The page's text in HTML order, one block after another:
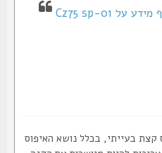
Re: דיון לאיסוף מידע על Cz75 sp-01
בעייתי, בכלל נושא האיפוס